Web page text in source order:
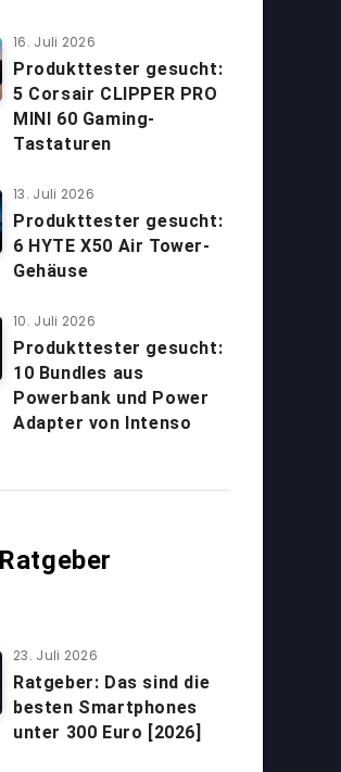
16. Juli 2026
Produkttester gesucht:
5 Corsair CLIPPER PRO
MINI 60 Gaming-
Tastaturen
13. Juli 2026
Produkttester gesucht:
6 HYTE X50 Air Tower-
Gehäuse
10. Juli 2026
Produkttester gesucht:
10 Bundles aus
Powerbank und Power
Adapter von Intenso
23. Juli 2026
Ratgeber: Das sind die
besten Smartphones
unter 300 Euro [2026]